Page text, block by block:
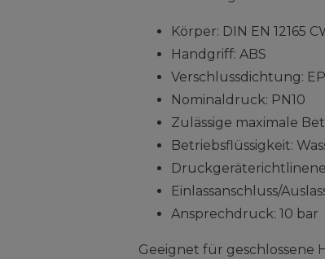
Körper: DIN EN 12165
Handgriff: ABS
Verschlussdichtung:
Nominaldruck: PN10
Zulässige maximale
Betriebsflüssigkeit:
Einlassanschluss/
Ansprechdruck: 10 bar
Geeignet für geschlossene